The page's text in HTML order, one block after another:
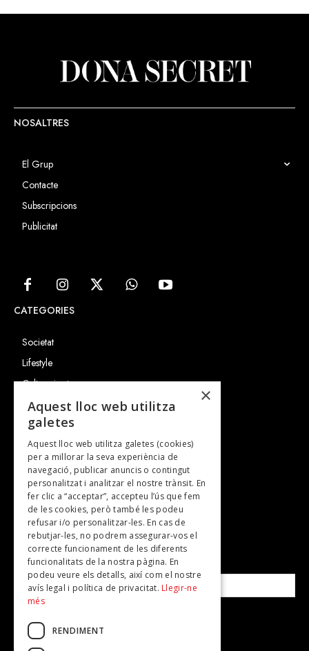
emergents més destacats del
NOSALTRES
El Grup
Contacte
Subscripcions
Publicitat
CATEGORIES
Societat
Lifestyle
Cultura i art
Entrevistes
Gastronomia
TV
Plans per fer
Revistes
SUBSCRIU-TE A LA NOSTRA NEWSLETTER!
Correu electrònic*
Accepto lapolítica de privacitat
×
Aquest lloc web utilitza
galetes
Aquest lloc web utilitza galetes (cookies)
per a millorar la seva experiència de
navegació, publicar anuncis o contingut
personalitzat i analitzar el nostre trànsit. En
fer clic a “acceptar”, accepteu l’ús que fem
de les cookies, però també les podeu
refusar i/o personalitzar-les. En cas de
rebutjar-les, no podrem assegurar-vos el
correcte funcionament de les diferents
funcionalitats de la nostra pàgina. En
podeu veure els detalls, així com el nostre
avís legal i política de privacitat. Llegir-ne
més
RENDIMENT